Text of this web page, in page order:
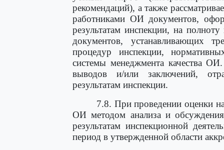
рекомендаций), а также
работниками ОИ документов,
результатам инспекции, на
документов, устанавливающих
процедур инспекции,
системы менеджмента качества
выводов и/или заключений,
результатам инспекции.
7.8. При проведении оценки
ОИ методом анализа и
результатам инспекционной
период в утвержденной области